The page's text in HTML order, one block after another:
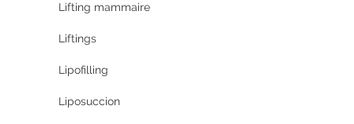
Lifting mammaire
Liftings
Lipofilling
Liposuccion